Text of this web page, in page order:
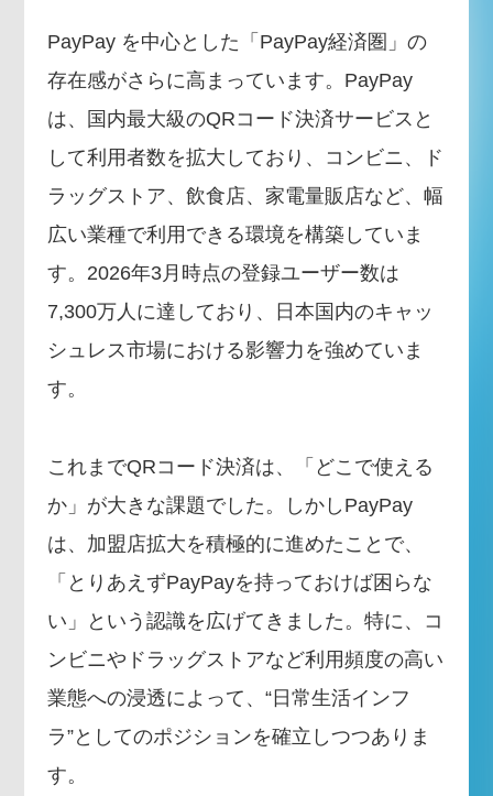
PayPay を中心とした「PayPay経済圏」の
存在感がさらに高まっています。PayPay
は、国内最大級のQRコード決済サービスと
して利用者数を拡大しており、コンビニ、ド
ラッグストア、飲食店、家電量販店など、幅
広い業種で利用できる環境を構築していま
す。2026年3月時点の登録ユーザー数は
7,300万人に達しており、日本国内のキャッ
シュレス市場における影響力を強めていま
す。
これまでQRコード決済は、「どこで使える
か」が大きな課題でした。しかしPayPay
は、加盟店拡大を積極的に進めたことで、
「とりあえずPayPayを持っておけば困らな
い」という認識を広げてきました。特に、コ
ンビニやドラッグストアなど利用頻度の高い
業態への浸透によって、“日常生活インフ
ラ”としてのポジションを確立しつつありま
す。